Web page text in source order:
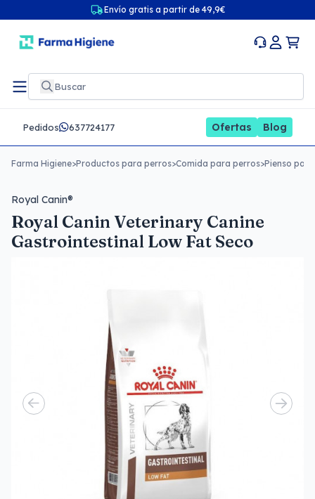
Envío gratis a partir de 49,9€
Pedidos 637724177 Ofertas Blog
Farma Higiene>Productos para perros>Comida para perros>Pienso
Royal Canin®
Royal Canin Veterinary Canine
Gastrointestinal Low Fat Seco